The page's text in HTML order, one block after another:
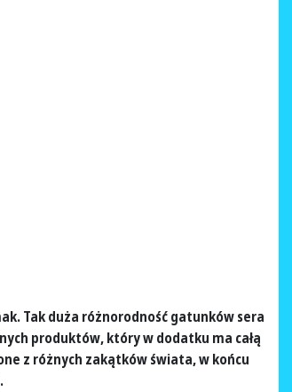
Tak duża różnorodność gatunków sera
produktów, który w dodatku ma całą
z różnych zakątków świata, w końcu